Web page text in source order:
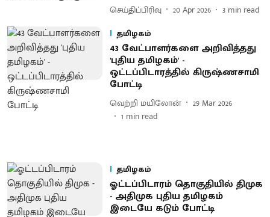
செய்திப்பிரிவு 20 Apr 2026 3 min read
தமிழகம்
43 வேட்பாளர்களை அறிவித்தது
'புதிய தமிழகம்' -
ஒட்டப்பிடாரத்தில் கிருஷ்ணசாமி
போட்டி
வெற்றி மயிலோன்
29 Mar 2026
1 min read
தமிழகம்
ஓட்டப்பிடாரம் தொகுதியில் திமுக
- அதிமுக புதிய தமிழகம்
இடையே கடும் போட்டி